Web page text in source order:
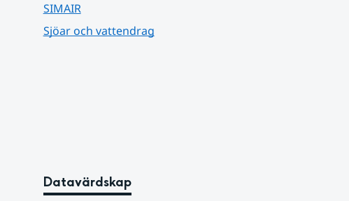
SIMAIR
Sjöar och vattendrag
Datavärdskap